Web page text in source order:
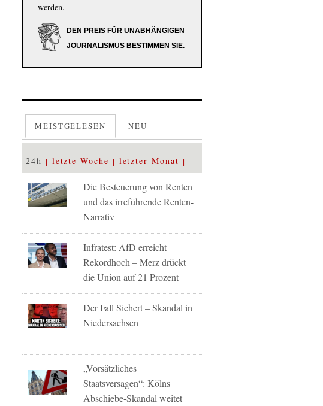
werden.
DEN PREIS FÜR UNABHÄNGIGEN
JOURNALISMUS BESTIMMEN SIE.
MEISTGELESEN NEU
24h letzte Woche letzter Monat
Die Besteuerung von Renten
und das irreführende Renten-
Narrativ
Infratest: AfD erreicht
Rekordhoch – Merz drückt
die Union auf 21 Prozent
Der Fall Sichert – Skandal in
Niedersachsen
„Vorsätzliches
Staatsversagen“: Kölns
Abschiebe-Skandal weitet